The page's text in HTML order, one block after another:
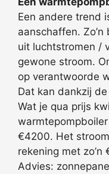
Een andere trend
aanschaffen.
uit luchtstromen /
gewone stroom.
op verantwoorde
Dat kan dankzij
Wat je qua prijs
€4200. Het
rekening met zo’n
Advies: